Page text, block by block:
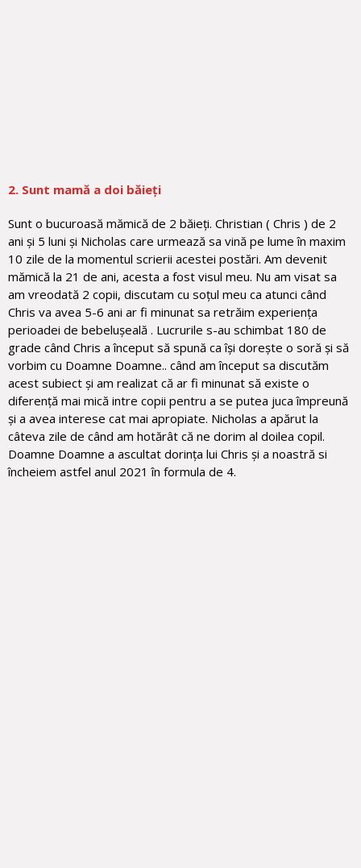
2. Sunt mamă a doi băieți
Sunt o bucuroasă mămică de 2 băieți. Christian ( Chris ) de 2
ani și 5 luni și Nicholas care urmează sa vină pe lume în maxim
10 zile de la momentul scrierii acestei postări. Am devenit
mămică la 21 de ani, acesta a fost visul meu. Nu am visat sa
am vreodată 2 copii, discutam cu soțul meu ca atunci când
Chris va avea 5-6 ani ar fi minunat sa retrăim experiența
perioadei de bebelușeală . Lucrurile s-au schimbat 180 de
grade când Chris a început să spună ca își dorește o soră și să
vorbim cu Doamne Doamne.. când am început sa discutăm
acest subiect și am realizat că ar fi minunat să existe o
diferență mai mică intre copii pentru a se putea juca împreună
și a avea interese cat mai apropiate. Nicholas a apărut la
câteva zile de când am hotărât că ne dorim al doilea copil.
Doamne Doamne a ascultat dorința lui Chris și a noastră si
încheiem astfel anul 2021 în formula de 4.